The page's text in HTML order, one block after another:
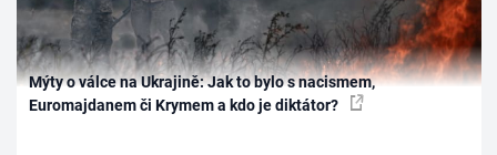
Mýty o válce na Ukrajině: Jak to bylo s nacismem,
Euromajdanem či Krymem a kdo je diktátor?